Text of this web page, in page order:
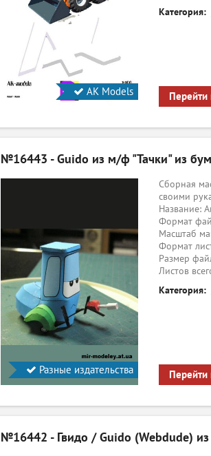
AK Models
Категория:
Перейти
№16443 - Guido из м/ф "Тачки" из
Разные издательства
Сборная
своими
Название:
Формат
Масштаб
Формат
Размер
Листов
Категория:
Перейти
№16442 - Гвидо / Guido (Webdude) из